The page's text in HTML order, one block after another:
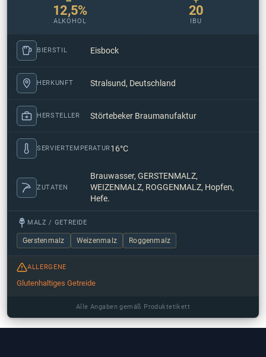
12,5%
ALKOHOL
20
IBU
BIERSTIL Eisbock
HERKUNFT Stralsund, Deutschland
HERSTELLER Störtebeker Braumanufaktur
SERVIERTEMPERATUR16°C
ZUTATEN
Brauwasser, GERSTENMALZ,
WEIZENMALZ, ROGGENMALZ, Hopfen,
Hefe.
MALZ / GETREIDE
Gerstenmalz Weizenmalz Roggenmalz
ALLERGENE
Glutenhaltiges Getreide
Alle Angaben gemäß Produktetikett